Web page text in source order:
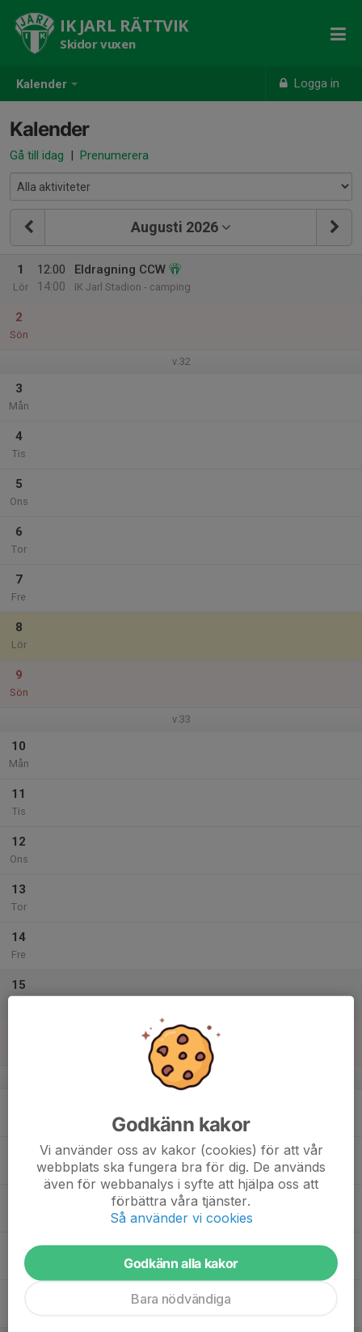
Kalender Logga in
IK JARL RÄTTVIK
Skidor vuxen
Kalender
Gå till idag | Prenumerera
Augusti 2026
1
Lör
12:00
14:00
Eldragning CCW
IK Jarl Stadion - camping
2
Sön
v.32
3
Mån
4
Tis
5
Ons
6
Tor
7
Fre
8
Lör
9
Sön
v.33
10
Mån
11
Tis
12
Ons
13
Tor
14
Fre
15
v.34
Tor
Godkänn kakor
Vi använder oss av kakor (cookies) för att vår
webbplats ska fungera bra för dig. De används
även för webbanalys i syfte att hjälpa oss att
förbättra våra tjänster.
Så använder vi cookies
Godkänn alla kakor
Bara nödvändiga